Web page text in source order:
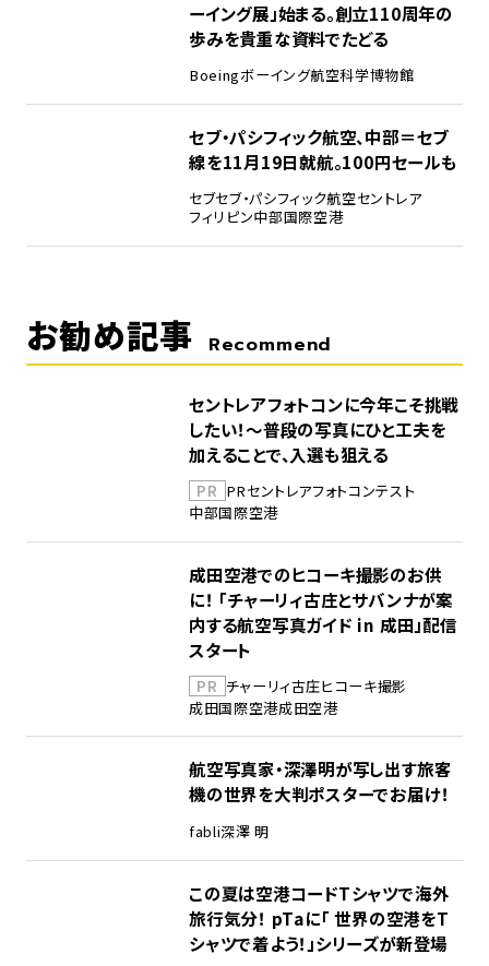
ーイング展」始まる。創立110周年の
歩みを貴重な資料でたどる
Boeingボーイング航空科学博物館
セブ・パシフィック航空、中部＝セブ
線を11月19日就航。100円セールも
セブセブ・パシフィック航空セントレア
フィリピン中部国際空港
お勧め記事 Recommend
セントレアフォトコンに今年こそ挑戦
したい！～普段の写真にひと工夫を
加えることで、入選も狙える
PR PRセントレアフォトコンテスト
中部国際空港
成田空港でのヒコーキ撮影のお供
に！ 「チャーリィ古庄とサバンナが案
内する航空写真ガイド in 成田」配信
スタート
PR チャーリィ古庄ヒコーキ撮影
成田国際空港成田空港
航空写真家・深澤明が写し出す旅客
機の世界を大判ポスターでお届け！
fabli深澤 明
この夏は空港コードTシャツで海外
旅行気分！ pTaに「 世界の空港をT
シャツで着よう！」シリーズが新登場